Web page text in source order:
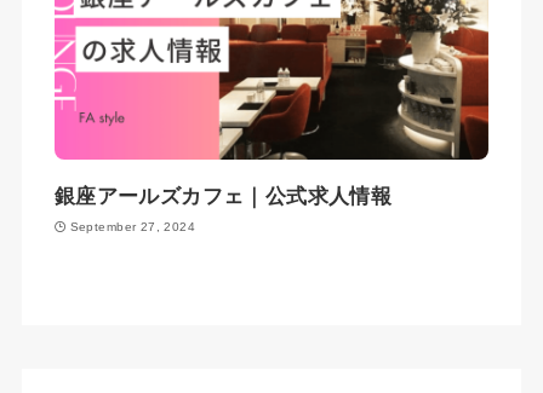
銀座アールズカフェ｜公式求人情報
September 27, 2024